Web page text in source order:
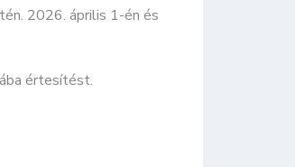
2026. április 1-én és
értesítést.